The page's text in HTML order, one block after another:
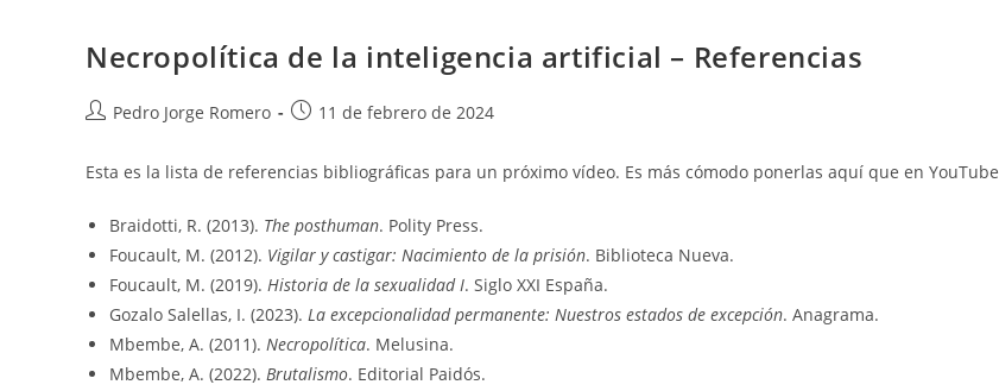
Necropolítica de la inteligencia artificial – Referencias
Autor
la
entrada:
Pedro Jorge Romero
Publicación
la
entrada:
11 de febrero de 2024
Esta es la lista de referencias bibliográficas para un próximo vídeo. Es más cómodo ponerlas aquí que en YouTube
Braidotti, R. (2013). The posthuman. Polity Press.
Foucault, M. (2012). Vigilar y castigar: Nacimiento de la prisión. Biblioteca Nueva.
Foucault, M. (2019). Historia de la sexualidad I. Siglo XXI España.
Gozalo Salellas, I. (2023). La excepcionalidad permanente: Nuestros estados de excepción. Anagrama.
Mbembe, A. (2011). Necropolítica. Melusina.
Mbembe, A. (2022). Brutalismo. Editorial Paidós.